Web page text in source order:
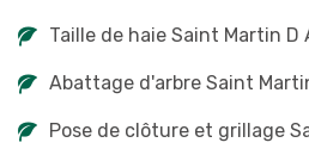
Taille de haie Saint Martin D
Abattage d'arbre Saint
Pose de clôture et grillage